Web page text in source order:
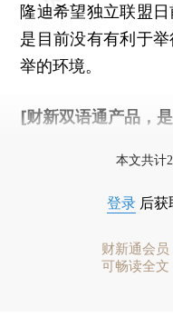
隆迪希望独立联盟
是目前没有有利于
举的环境。
[财新双语通产品，
本文共计
登录 后获
财新通会员
可畅读全文